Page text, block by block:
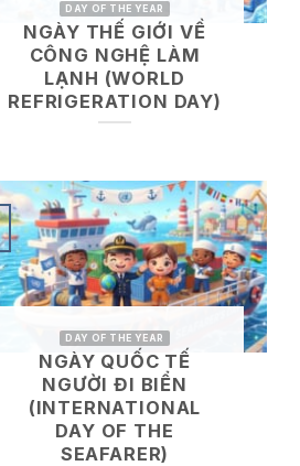
DAY OF THE YEAR
NGÀY THẾ GIỚI VỀ
CÔNG NGHỆ LÀM
LẠNH (WORLD
REFRIGERATION DAY)
DAY OF THE YEAR
NGÀY QUỐC TẾ
NGƯỜI ĐI BIỂN
(INTERNATIONAL
DAY OF THE
SEAFARER)